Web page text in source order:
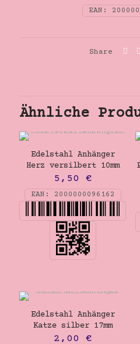
EAN:
Share
Ähnliche
Edelstahl Anhänger
Herz versilbert 10mm
5,50 €
EAN: 2000000096162
Edelstahl Anhänger
Katze silber 17mm
2,00 €